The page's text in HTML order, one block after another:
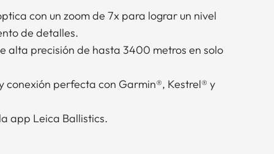
con un zoom de 7x para lograr un nivel
de detalles.
alta precisión de hasta 3400 metros en solo
conexión perfecta con Garmin®, Kestrel® y
app Leica Ballistics.